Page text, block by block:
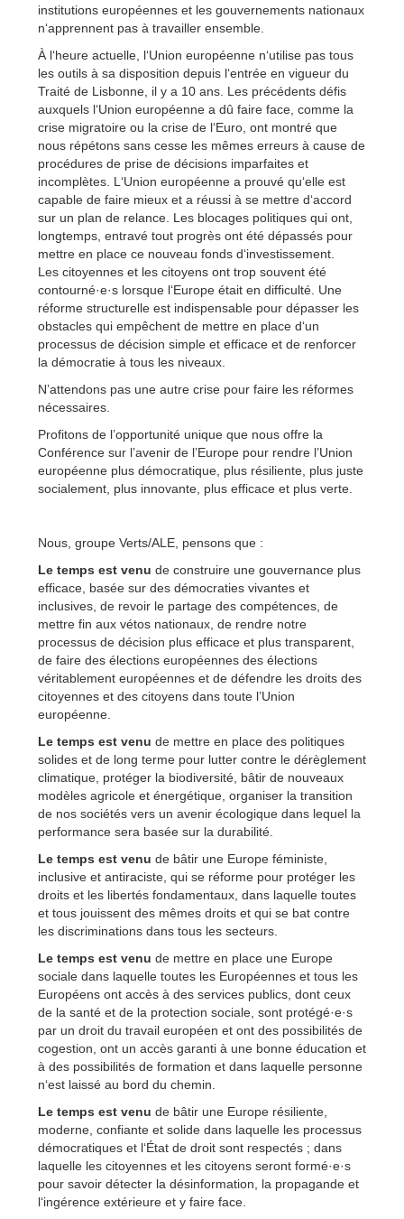
institutions européennes et les gouvernements nationaux
n‘apprennent pas à travailler ensemble.
À l‘heure actuelle, l‘Union européenne n‘utilise pas tous
les outils à sa disposition depuis l‘entrée en vigueur du
Traité de Lisbonne, il y a 10 ans. Les précédents défis
auxquels l‘Union européenne a dû faire face, comme la
crise migratoire ou la crise de l‘Euro, ont montré que
nous répétons sans cesse les mêmes erreurs à cause de
procédures de prise de décisions imparfaites et
incomplètes. L‘Union européenne a prouvé qu‘elle est
capable de faire mieux et a réussi à se mettre d‘accord
sur un plan de relance. Les blocages politiques qui ont,
longtemps, entravé tout progrès ont été dépassés pour
mettre en place ce nouveau fonds d‘investissement.
Les citoyennes et les citoyens ont trop souvent été
contourné·e·s lorsque l‘Europe était en difficulté. Une
réforme structurelle est indispensable pour dépasser les
obstacles qui empêchent de mettre en place d‘un
processus de décision simple et efficace et de renforcer
la démocratie à tous les niveaux.
N’attendons pas une autre crise pour faire les réformes
nécessaires.
Profitons de l’opportunité unique que nous offre la
Conférence sur l’avenir de l’Europe pour rendre l’Union
européenne plus démocratique, plus résiliente, plus juste
socialement, plus innovante, plus efficace et plus verte.
Nous, groupe Verts/ALE, pensons que :
Le temps est venu de construire une gouvernance plus
efficace, basée sur des démocraties vivantes et
inclusives, de revoir le partage des compétences, de
mettre fin aux vétos nationaux, de rendre notre
processus de décision plus efficace et plus transparent,
de faire des élections européennes des élections
véritablement européennes et de défendre les droits des
citoyennes et des citoyens dans toute l’Union
européenne.
Le temps est venu de mettre en place des politiques
solides et de long terme pour lutter contre le dérèglement
climatique, protéger la biodiversité, bâtir de nouveaux
modèles agricole et énergétique, organiser la transition
de nos sociétés vers un avenir écologique dans lequel la
performance sera basée sur la durabilité.
Le temps est venu de bâtir une Europe féministe,
inclusive et antiraciste, qui se réforme pour protéger les
droits et les libertés fondamentaux, dans laquelle toutes
et tous jouissent des mêmes droits et qui se bat contre
les discriminations dans tous les secteurs.
Le temps est venu de mettre en place une Europe
sociale dans laquelle toutes les Européennes et tous les
Européens ont accès à des services publics, dont ceux
de la santé et de la protection sociale, sont protégé·e·s
par un droit du travail européen et ont des possibilités de
cogestion, ont un accès garanti à une bonne éducation et
à des possibilités de formation et dans laquelle personne
n‘est laissé au bord du chemin.
Le temps est venu de bâtir une Europe résiliente,
moderne, confiante et solide dans laquelle les processus
démocratiques et l‘État de droit sont respectés ; dans
laquelle les citoyennes et les citoyens seront formé·e·s
pour savoir détecter la désinformation, la propagande et
l‘ingérence extérieure et y faire face.